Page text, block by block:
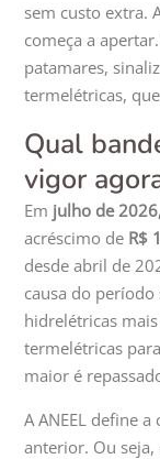
sem custo extra.
começa a
patamares,
termelétricas,
Qual
vigor
Em julho de
acréscimo de R$
desde abril de
causa do
hidrelétricas
termelétricas
maior é
A ANEEL define
anterior. Ou